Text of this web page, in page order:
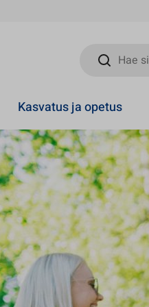
Hae sivustolta
Kasvatus ja opetus